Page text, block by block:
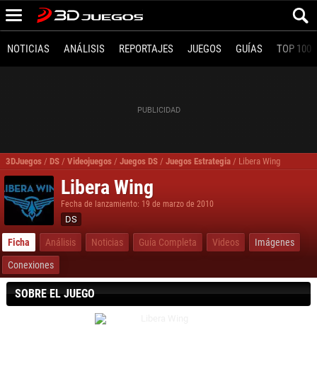
NOTICIAS ANÁLISIS REPORTAJES JUEGOS GUÍAS TOP 100
3DJuegos / DS / Videojuegos / Juegos DS / Juegos Estrategia / Libera Wing
Libera Wing
Fecha de lanzamiento: 19 de marzo de 2010
DS
Ficha Análisis Noticias Guía Completa Videos
Imágenes
Conexiones
SOBRE EL JUEGO